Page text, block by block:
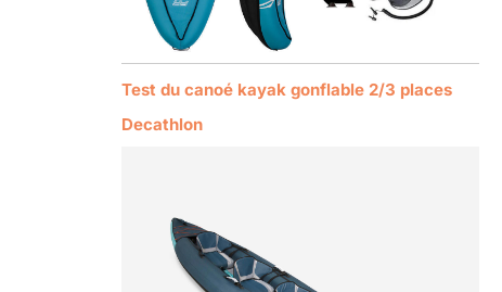
Test du canoé kayak gonflable 2/3 places
Decathlon